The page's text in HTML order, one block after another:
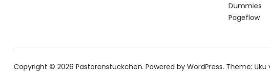
Dummies
Pageflow
Copyright © 2026 Pastorenstückchen Powered by WordPress Theme: Uku